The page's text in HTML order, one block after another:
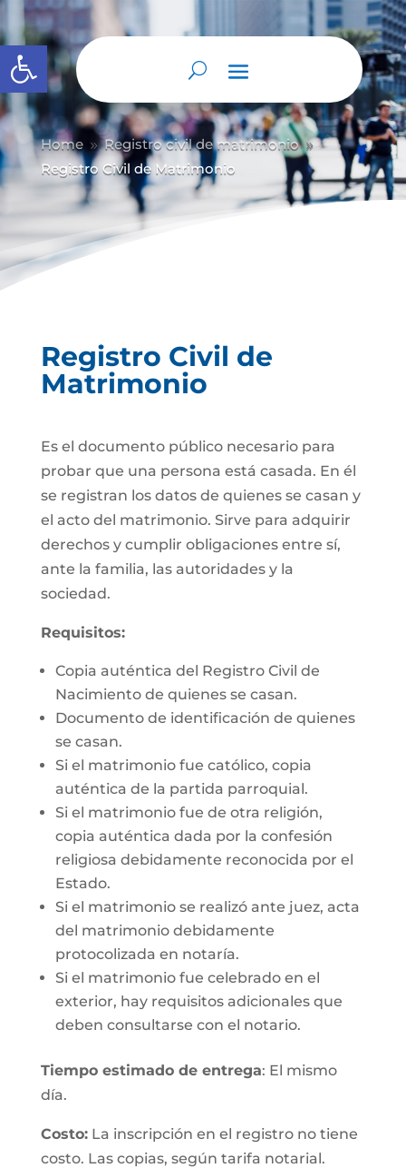
Abrir barra de herramientas
Home 9 Registro civil de matrimonio 9
Registro Civil de Matrimonio
Registro Civil de
Matrimonio
Es el documento público necesario para
probar que una persona está casada. En él
se registran los datos de quienes se casan y
el acto del matrimonio. Sirve para adquirir
derechos y cumplir obligaciones entre sí,
ante la familia, las autoridades y la
sociedad.
Requisitos:
Copia auténtica del Registro Civil de
Nacimiento de quienes se casan.
Documento de identificación de quienes
se casan.
Si el matrimonio fue católico, copia
auténtica de la partida parroquial.
Si el matrimonio fue de otra religión,
copia auténtica dada por la confesión
religiosa debidamente reconocida por el
Estado.
Si el matrimonio se realizó ante juez, acta
del matrimonio debidamente
protocolizada en notaría.
Si el matrimonio fue celebrado en el
exterior, hay requisitos adicionales que
deben consultarse con el notario.
Tiempo estimado de entrega: El mismo
día.
Costo:La inscripción en el registro no tiene
costo. Las copias, según tarifa notarial.